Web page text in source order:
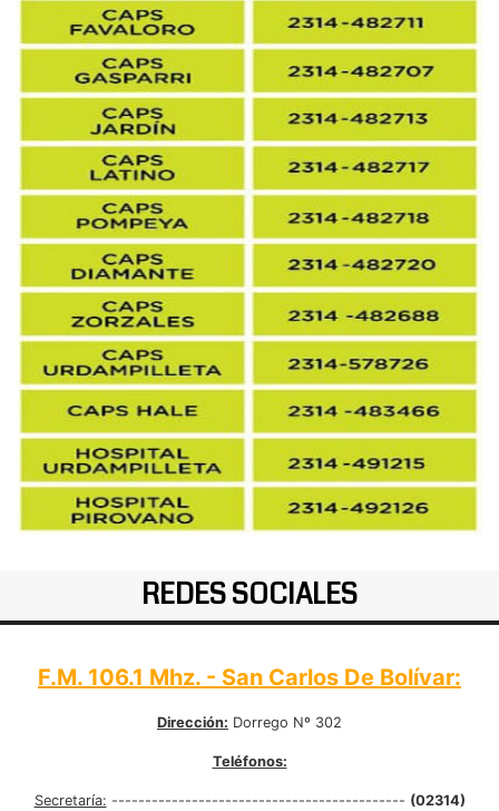
REDES SOCIALES
F.M. 106.1 Mhz. - San Carlos De Bolívar:
Dirección: Dorrego Nº 302
Teléfonos:
Secretaría: -------------------------------------------- (02314)